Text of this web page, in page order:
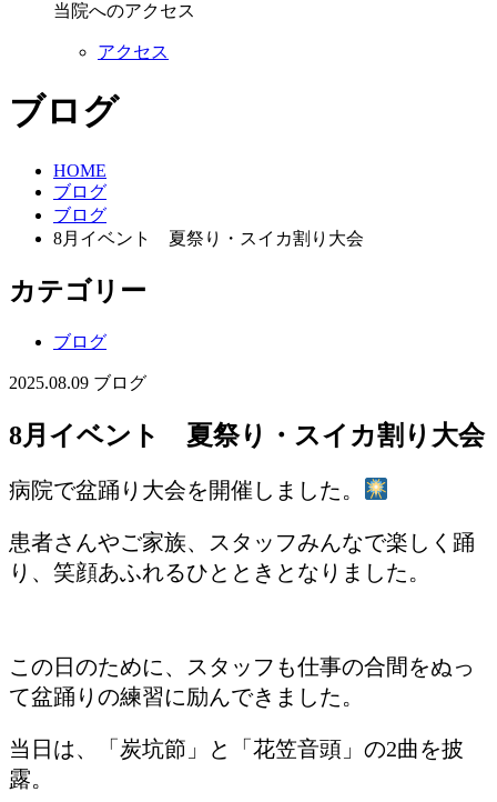
当院へのアクセス
アクセス
ブログ
HOME
ブログ
ブログ
8月イベント 夏祭り・スイカ割り大会
カテゴリー
ブログ
2025.08.09 ブログ
8月イベント 夏祭り・スイカ割り大会
病院で盆踊り大会を開催しました。
患者さんやご家族、スタッフみんなで楽しく踊
り、笑顔あふれるひとときとなりました。
この日のために、スタッフも仕事の合間をぬっ
て盆踊りの練習に励んできました。
当日は、「炭坑節」と「花笠音頭」の2曲を披
露。